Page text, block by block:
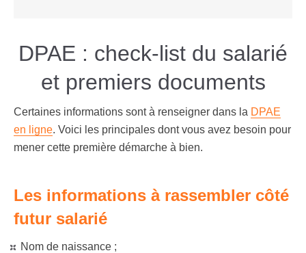
DPAE : check-list du salarié
et premiers documents
Certaines informations sont à renseigner dans la DPAE
en ligne. Voici les principales dont vous avez besoin pour
mener cette première démarche à bien.
Les informations à rassembler côté
futur salarié
Nom de naissance ;